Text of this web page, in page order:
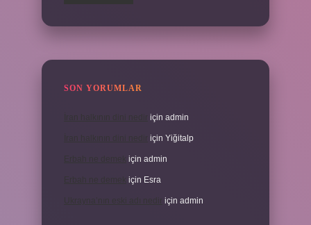
SON YORUMLAR
için admin
için Yiğitalp
için admin
için Esra
için admin